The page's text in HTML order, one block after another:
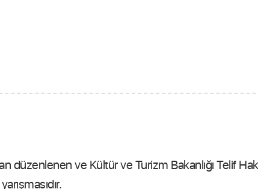
düzenlenen ve Kültür ve Turizm Bakanlığı Telif